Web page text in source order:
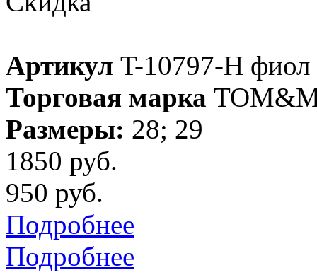
Артикул T-10797-H фиол
Торговая марка
Размеры: 28; 29
1850 руб.
950 руб.
Подробнее
Подробнее